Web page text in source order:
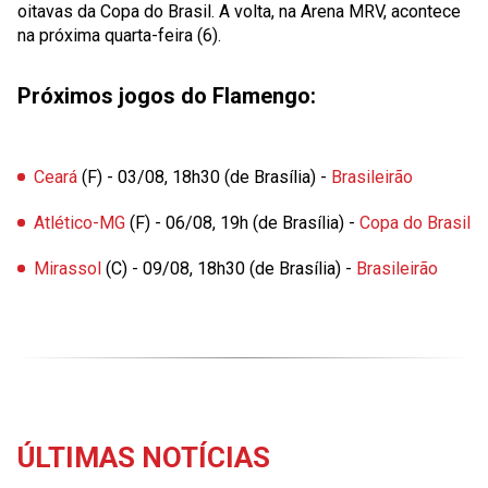
oitavas da Copa do Brasil. A volta, na Arena MRV, acontece
na próxima quarta-feira (6).
Próximos jogos do Flamengo:
Ceará (F) - 03/08, 18h30 (de Brasília) - Brasileirão
Atlético-MG (F) - 06/08, 19h (de Brasília) - Copa do Brasil
Mirassol (C) - 09/08, 18h30 (de Brasília) - Brasileirão
ÚLTIMAS NOTÍCIAS